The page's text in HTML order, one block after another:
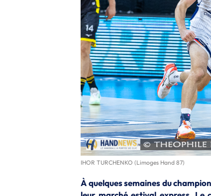
IHOR TURCHENKO (Limoges Hand 87)
À quelques semaines du